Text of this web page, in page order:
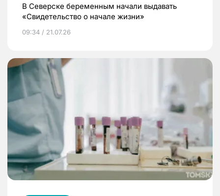
В Северске беременным начали выдавать
«Свидетельство о начале жизни»
09:34 / 21.07.26